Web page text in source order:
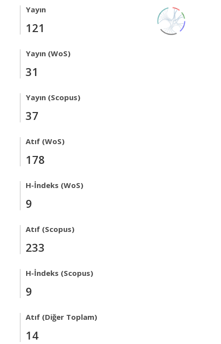
Yayın
121
Yayın (WoS)
31
Yayın (Scopus)
37
Atıf (WoS)
178
H-İndeks (WoS)
9
Atıf (Scopus)
233
H-İndeks (Scopus)
9
Atıf (Diğer Toplam)
14